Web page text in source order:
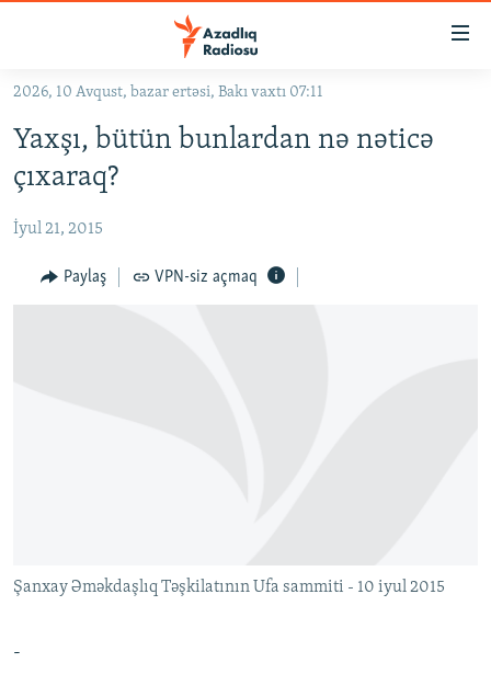
Əsas
qayıt
Əsas
naviqasiyaya
qayıt
#İZAHLA
KORRUPSIOMETR
#ƏSLINDƏ
FƏRQƏ BAX
İZ - MƏDƏNIYYƏT PROQRAMI
MATERIALLARIMIZDAN ISTIFADƏ
2026, 10 Avqust, bazar ertəsi, Bakı vaxtı 07:11
Yaxşı, bütün bunlardan nə nəticə
çıxaraq?
İyul 21, 2015
Paylaş VPN-siz açmaq
Şanxay Əməkdaşlıq Təşkilatının Ufa sammiti - 10 iyul 2015
-